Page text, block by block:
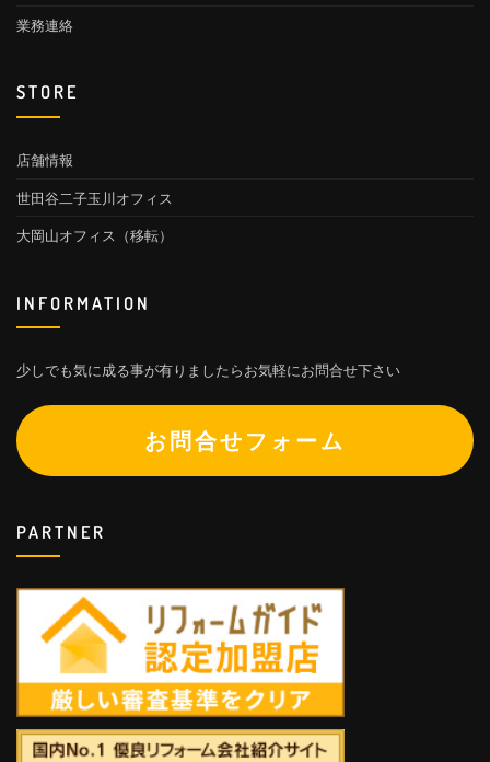
業務連絡
STORE
店舗情報
世田谷二子玉川オフィス
大岡山オフィス（移転）
INFORMATION
少しでも気に成る事が有りましたらお気軽にお問合せ下さい
お問合せフォーム
PARTNER